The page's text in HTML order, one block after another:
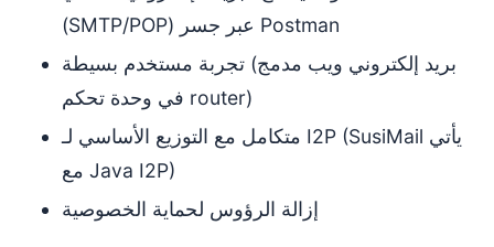
(SMTP/POP) عبر جسر Postman
تجربة مستخدم بسيطة (بريد إلكتروني ويب مدمج
في وحدة تحكم router)
متكامل مع التوزيع الأساسي لـ I2P (SusiMail يأتي
مع Java I2P)
إزالة الرؤوس لحماية الخصوصية